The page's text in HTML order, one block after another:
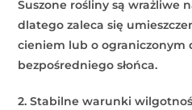
Suszone rośliny są wrażliwe
dlatego zaleca się
cieniem lub o ograniczonym
bezpośredniego słońca.
2. Stabilne warunki